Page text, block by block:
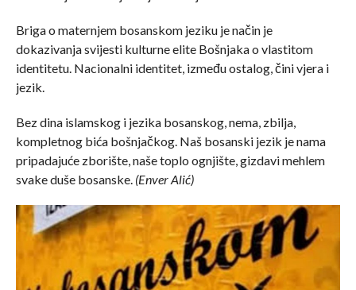
Briga o maternjem bosanskom jeziku je način je
dokazivanja svijesti kulturne elite Bošnjaka o vlastitom
identitetu. Nacionalni identitet, između ostalog, čini vjera i
jezik.
Bez dina islamskog i jezika bosanskog, nema, zbilja,
kompletnog bića bošnjačkog. Naš bosanski jezik je nama
pripadajuće zborište, naše toplo ognjište, gizdavi mehlem
svake duše bosanske. (Enver Alić)